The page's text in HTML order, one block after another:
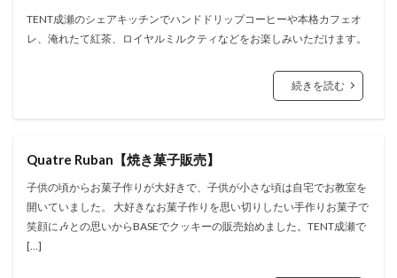
TENT成瀬のシェアキッチンでハンドドリップコーヒーや本格カフェオ
レ、淹れたて紅茶、ロイヤルミルクティなどをお楽しみいただけます。
続きを読む
Quatre Ruban【焼き菓子販売】
子供の頃からお菓子作りが大好きで、子供が小さな頃は自宅でお教室を
開いていました。 大好きなお菓子作りを思い切りしたい手作りお菓子で
笑顔に🎶との思いからBASEでクッキーの販売始めました。TENT成瀬で
[…]